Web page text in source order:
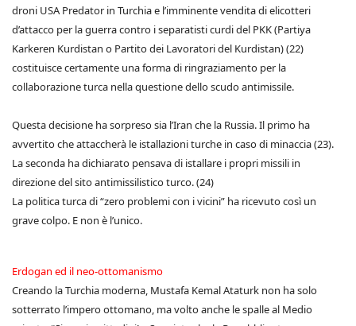
droni USA Predator in Turchia e l’imminente vendita di elicotteri
d’attacco per la guerra contro i separatisti curdi del PKK (Partiya
Karkeren Kurdistan o Partito dei Lavoratori del Kurdistan) (22)
costituisce certamente una forma di ringraziamento per la
collaborazione turca nella questione dello scudo antimissile.
Questa decisione ha sorpreso sia l’Iran che la Russia. Il primo ha
avvertito che attaccherà le istallazioni turche in caso di minaccia (23).
La seconda ha dichiarato pensava di istallare i propri missili in
direzione del sito antimissilistico turco. (24)
La politica turca di “zero problemi con i vicini” ha ricevuto così un
grave colpo. E non è l’unico.
Erdogan ed il neo-ottomanismo
Creando la Turchia moderna, Mustafa Kemal Ataturk non ha solo
sotterrato l’impero ottomano, ma volto anche le spalle al Medio